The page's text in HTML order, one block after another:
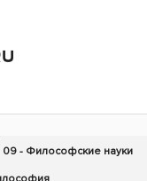
09 - Философские науки